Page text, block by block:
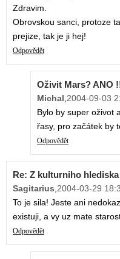
Zdravim.
Obrovskou sanci, protoze
prejize, tak je ji hej!
Odpovědět
Oživit Mars? ANO
Michal,2004-09-03
Bylo by super oživot
řasy, pro začátek by
Odpovědět
Re: Z kulturniho hlediska
Sagitarius,2004-03-29
To je sila! Jeste ani
existuji, a vy uz mate
Odpovědět